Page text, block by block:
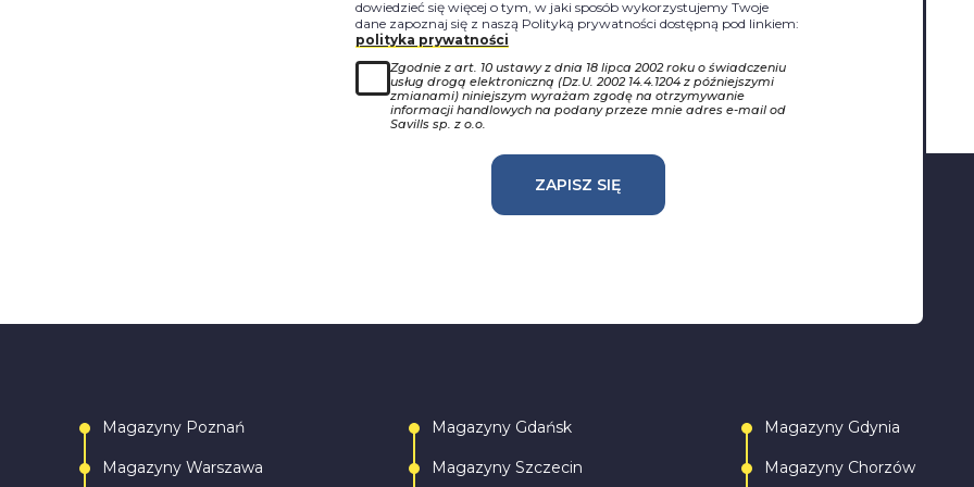
dowiedzieć się więcej o tym, w jaki sposób wykorzystujemy Twoje
dane zapoznaj się z naszą Polityką prywatności dostępną pod linkiem:
polityka prywatności
Zgodnie z art. 10 ustawy z dnia 18 lipca 2002 roku o świadczeniu
usług drogą elektroniczną (Dz.U. 2002 14.4.1204 z późniejszymi
zmianami) niniejszym wyrażam zgodę na otrzymywanie
informacji handlowych na podany przeze mnie adres e-mail od
Savills sp. z o.o.
ZAPISZ SIĘ
Magazyny Poznań
Magazyny Warszawa
Magazyny Gdańsk
Magazyny Szczecin
Magazyny Gdynia
Magazyny Chorzów